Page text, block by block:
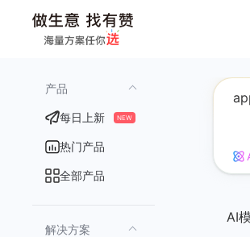
产品
每日上新 NEW
热门产品
全部产品
解决方案
AI